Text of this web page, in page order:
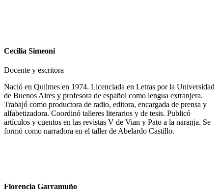
Cecilia Simeoni
Docente y escritora
Nació en Quilmes en 1974. Licenciada en Letras por la Universidad
de Buenos Aires y profesora de español como lengua extranjera.
Trabajó como productora de radio, editora, encargada de prensa y
alfabetizadora. Coordinó talleres literarios y de tesis. Publicó
artículos y cuentos en las revistas V de Vian y Pato a la naranja. Se
formó como narradora en el taller de Abelardo Castillo.
Florencia Garramuño